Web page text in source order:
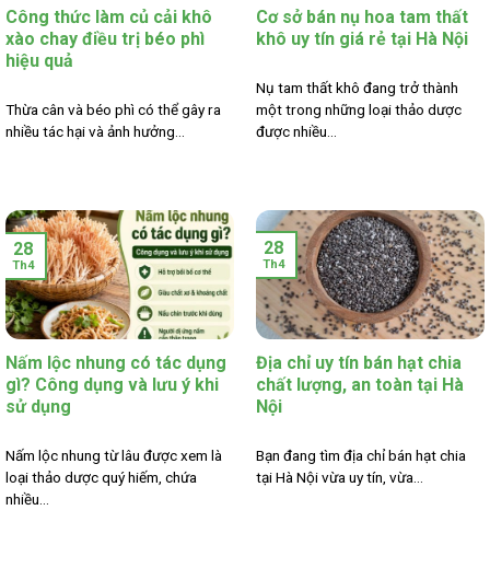
Công thức làm củ cải khô
xào chay điều trị béo phì
hiệu quả
Thừa cân và béo phì có thể gây ra
nhiều tác hại và ảnh hưởng...
Cơ sở bán nụ hoa tam thất
khô uy tín giá rẻ tại Hà Nội
Nụ tam thất khô đang trở thành
một trong những loại thảo dược
được nhiều...
Nấm lộc nhung có tác dụng
gì? Công dụng và lưu ý khi
sử dụng
Nấm lộc nhung từ lâu được xem là
loại thảo dược quý hiếm, chứa
nhiều...
28
Th4
Địa chỉ uy tín bán hạt chia
chất lượng, an toàn tại Hà
Nội
Bạn đang tìm địa chỉ bán hạt chia
tại Hà Nội vừa uy tín, vừa...
28
Th4